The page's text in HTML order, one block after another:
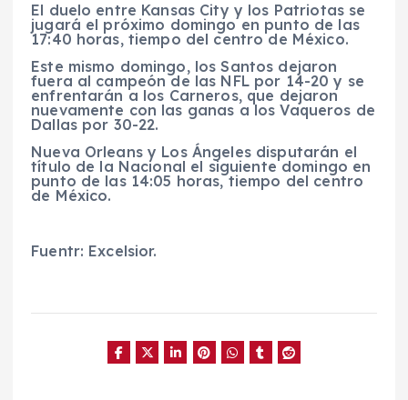
El duelo entre Kansas City y los Patriotas se
jugará el próximo domingo en punto de las
17:40 horas, tiempo del centro de México.
Este mismo domingo, los Santos dejaron
fuera al campeón de las NFL por 14-20 y se
enfrentarán a los Carneros, que dejaron
nuevamente con las ganas a los Vaqueros de
Dallas por 30-22.
Nueva Orleans y Los Ángeles disputarán el
título de la Nacional el siguiente domingo en
punto de las 14:05 horas, tiempo del centro
de México.
Fuentr: Excelsior.